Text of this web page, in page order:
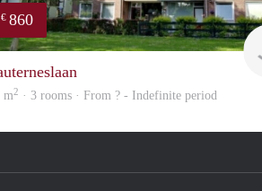
€ 860
m2 · 3 rooms · From ? - Indefinite period